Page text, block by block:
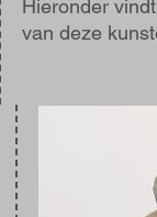
Hieronder
van deze